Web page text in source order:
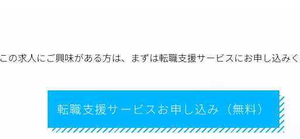
この求人にご興味がある方は、 まずは転職支援サービスにお申し込み
転職支援サービスお申し込み（無料）